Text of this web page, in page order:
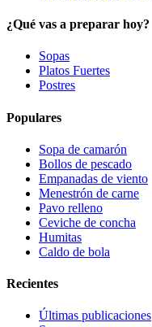
¿Qué vas a preparar hoy?
Sopas
Platos Fuertes
Postres
Populares
Sopa de camarón
Bollos de pescado
Empanadas de viento
Menestrón de carne
Pavo relleno
Ceviche de concha
Humitas
Caldo de bola
Recientes
Últimas publicaciones